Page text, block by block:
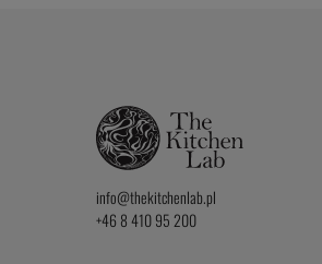
info@thekitchenlab.pl
+46 8 410 95 200